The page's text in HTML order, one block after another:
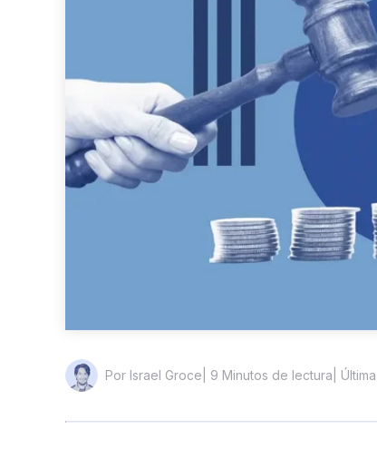
Por Israel Groce | 9 Minutos de lectura |